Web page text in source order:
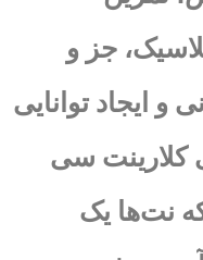
جز و
و ایجاد توانایی
کلارینت سی
نت‌ها یک